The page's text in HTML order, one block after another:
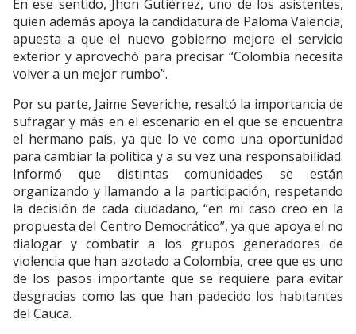
En ese sentido, Jhon Gutiérrez, uno de los asistentes,
quien además apoya la candidatura de Paloma Valencia,
apuesta a que el nuevo gobierno mejore el servicio
exterior y aprovechó para precisar “Colombia necesita
volver a un mejor rumbo”.
Por su parte, Jaime Severiche, resaltó la importancia de
sufragar y más en el escenario en el que se encuentra
el hermano país, ya que lo ve como una oportunidad
para cambiar la política y a su vez una responsabilidad.
Informó que distintas comunidades se están
organizando y llamando a la participación, respetando
la decisión de cada ciudadano, “en mi caso creo en la
propuesta del Centro Democrático”, ya que apoya el no
dialogar y combatir a los grupos generadores de
violencia que han azotado a Colombia, cree que es uno
de los pasos importante que se requiere para evitar
desgracias como las que han padecido los habitantes
del Cauca.